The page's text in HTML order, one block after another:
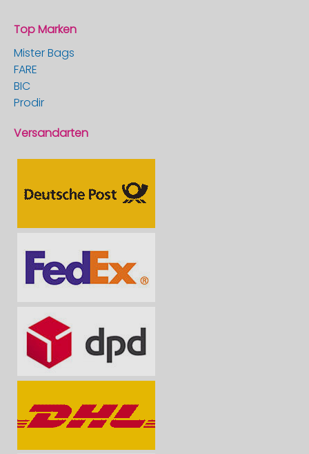
Top Marken
Mister Bags
FARE
BIC
Prodir
Versandarten